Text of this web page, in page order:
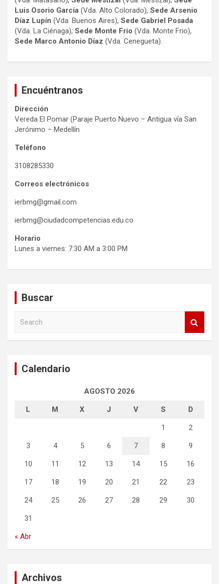
Luis Osorio García (Vda. Alto Colorado), Sede Arsenio
Díaz Lupín (Vda. Buenos Aires), Sede Gabriel Posada
(Vda. La Ciénaga), Sede Monte Frio (Vda. Monte Frio),
Sede Marco Antonio Díaz (Vda. Cenegueta).
Encuéntranos
Dirección
Vereda El Pomar (Paraje Puerto Nuevo – Antigua vía San
Jerónimo – Medellín
Teléfono
3108285330
Correos electrónicos
ierbmg@gmail.com
ierbmg@ciudadcompetencias.edu.co
Horario
Lunes a viernes: 7:30 AM a 3:00 PM
Buscar
Calendario
AGOSTO 2026
L M X J V S D
1 2
3 4 5 6 7 8 9
10 11 12 13 14 15 16
17 18 19 20 21 22 23
24 25 26 27 28 29 30
31
« Abr
Archivos